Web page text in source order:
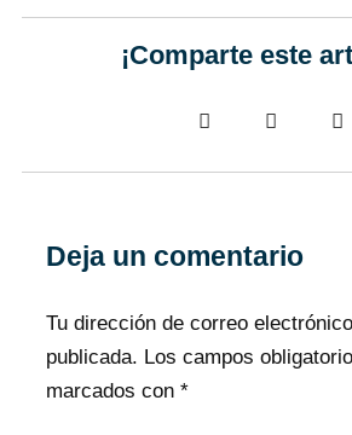
¡Comparte este
Deja un comentario
Tu dirección de correo
publicada. Los campos
marcados con *